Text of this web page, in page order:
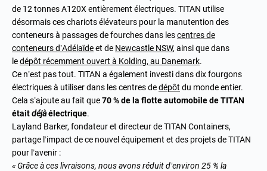
de 12 tonnes A120X entièrement électriques. TITAN utilise
désormais ces chariots élévateurs pour la manutention des
conteneurs à passages de fourches dans lescentres de
conteneurs d’Adélaïdeet de Newcastle NSW, ainsi que dans
ledépôt récemment ouvert à Kolding, au Danemark.
Ce n’est pas tout. TITAN a également investi dans dix fourgons
électriques à utiliser dans les centres dedépôt du monde entier.
Cela s’ajoute au fait que70 % de la flotte automobile de TITAN
étaitdéjàélectrique.
Layland Barker, fondateur et directeur de TITAN Containers,
partage l’impact de ce nouvel équipement et des projets de TITAN
pour l’avenir :
« Grâce à ces livraisons, nous avons réduit d’environ 25 % la